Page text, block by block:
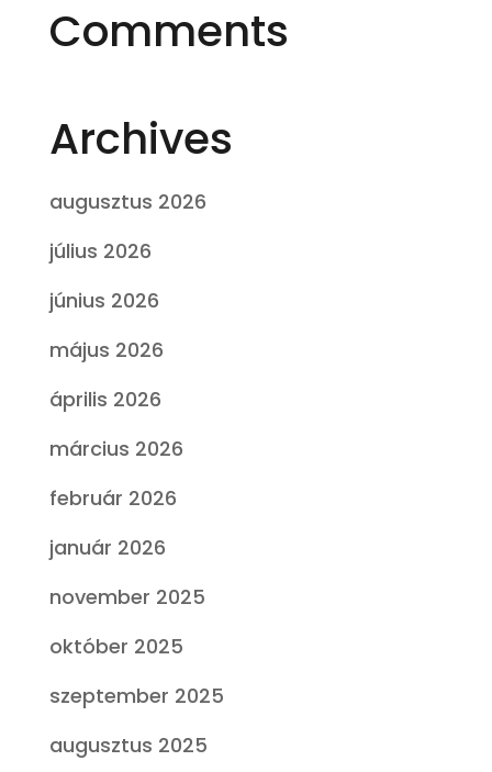
Comments
Archives
augusztus 2026
július 2026
június 2026
május 2026
április 2026
március 2026
február 2026
január 2026
november 2025
október 2025
szeptember 2025
augusztus 2025